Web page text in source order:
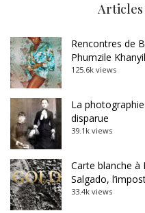
Articles
Rencontres de
Phumzile
125.6k views
La
disparue
39.1k views
Carte blanche à
Salgado,
33.4k views